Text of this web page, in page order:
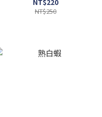
NT$220
NT$250